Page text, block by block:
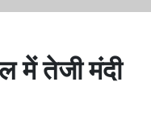
में तेजी मंदी